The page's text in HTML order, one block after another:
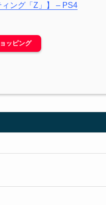
ング「Z」】 – PS4
ッピング